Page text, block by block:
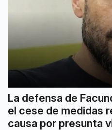
La defensa de
el cese de medidas
causa por presunta